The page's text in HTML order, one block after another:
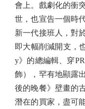
會上。戲劇化的衝
世，也宣告一個時
新一代接班人，對
即大幅削減開支，
y》的總編輯、穿
飾），罕有地顯露
後的晚餐》壁畫的
潛在的買家，盡可